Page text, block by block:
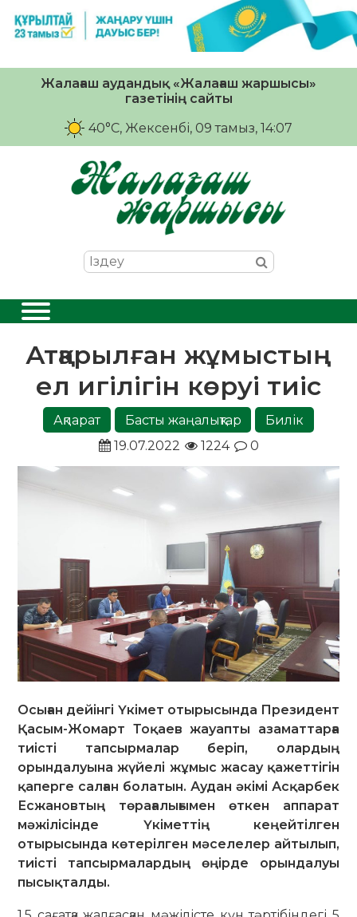
Жалағаш аудандық «Жалағаш жаршысы»
газетінің сайты
40°C, Жексенбі, 09 тамыз, 14:07
Атқарылған жұмыстың
ел игілігін көруі тиіс
Ақпарат Басты жаңалықтар
Билік
19.07.2022
1224 0
Осыған дейінгі Үкімет отырысында Президент
Қасым-Жомарт Тоқаев жауапты азаматтарға
тиісті тапсырмалар беріп, олардың
орындалуына жүйелі жұмыс жасау қажеттігін
қаперге салған болатын. Аудан әкімі Асқарбек
Есжановтың төрағалығымен өткен аппарат
мәжілісінде Үкіметтің кеңейтілген
отырысында көтерілген мәселелер айтылып,
тиісті тапсырмалардың өңірде орындалуы
пысықталды.